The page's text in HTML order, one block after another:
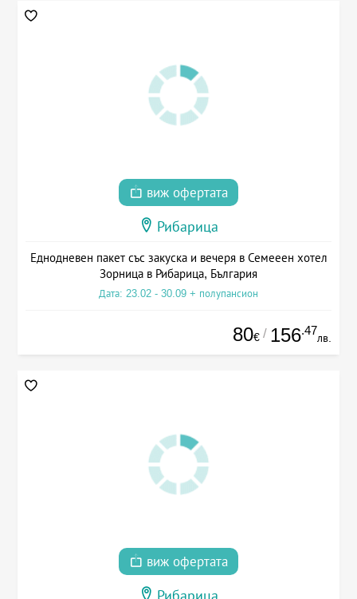
виж офертата
Рибарица
Еднодневен пакет със закуска и вечеря в Семееен хотел
Зорница в Рибарица, България
Дата: 23.02 - 30.09 + полупансион
80€ / 156.47
лв.
виж офертата